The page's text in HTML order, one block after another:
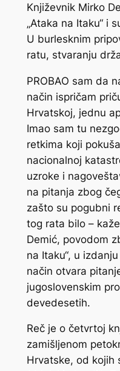
Književnik Mirko
„Ataka na Itaku“ i
U burlesknim
ratu, stvaranju
PROBAO sam da
način ispričam
Hrvatskoj, jednu
Imao sam tu
retkima koji
nacionalnoj
uzroke i
na pitanja zbog
zašto su pogubni
tog rata bilo –
Demić, povodom
na Itaku“, u
način otvara
jugoslovenskim
devedesetih.
Reč je o četvrtoj
zamišljenom
Hrvatske, od kojih